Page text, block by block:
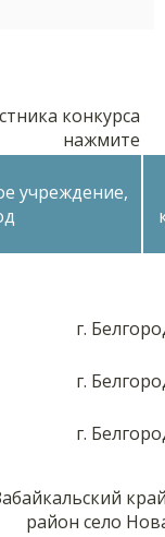
конкурса
нажмите
учреждение,
г.
г.
г.
район село